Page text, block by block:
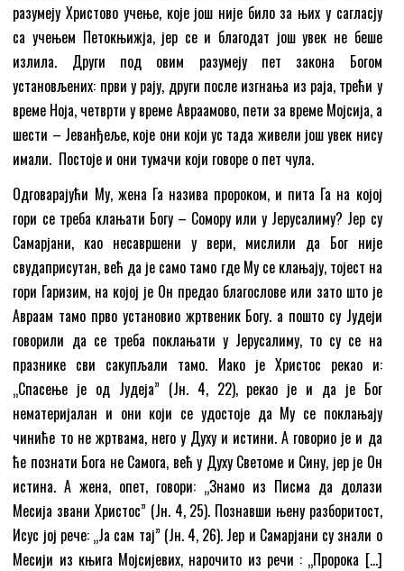
разумеју Христово учење, које још није било за њих у сагласју
са учењем Петокњижја, јер се и благодат још увек не беше
излила. Други под овим разумеју пет закона Богом
установљених: први у рају, други после изгнања из раја, трећи у
време Ноја, четврти у време Авраамово, пети за време Мојсија, а
шести – Јеванђеље, које они који ус тада живели још увек нису
имали. Постоје и они тумачи који говоре о пет чула.
Одговарајући Му, жена Га назива пророком, и пита Га на којој
гори се треба клањати Богу – Сомору или у Јерусалиму? Јер су
Самарјани, као несавршени у вери, мислили да Бог није
свудаприсутан, већ да је само тамо где Му се клањају, тојест на
гори Гаризим, на којој је Он предао благослове или зато што је
Авраам тамо прво установио жртвеник Богу. а пошто су Јудеји
говорили да се треба поклањати у Јерусалиму, то су се на
празнике сви сакупљали тамо. Иако је Христос рекао и:
„Спасење је од Јудеја” (Јн. 4, 22), рекао је и да је Бог
нематеријалан и они који се удостоје да Му се поклањају
чиниће то не жртвама, него у Духу и истини. А говорио је и да
ће познати Бога не Самога, већ у Духу Светоме и Сину, јер је Он
истина. А жена, опет, говори: „Знамо из Писма да долази
Месија звани Христос” (Јн. 4, 25). Познавши њену разборитост,
Исус јој рече: „Ја сам тај” (Јн. 4, 26). Јер и Самарјани су знали о
Месији из књига Мојсијевих, нарочито из речи : „Пророка […]